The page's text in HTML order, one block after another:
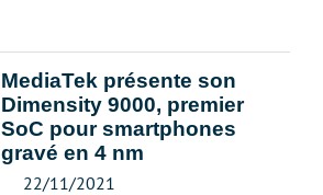
MediaTek présente son
Dimensity 9000, premier
SoC pour smartphones
gravé en 4 nm
22/11/2021